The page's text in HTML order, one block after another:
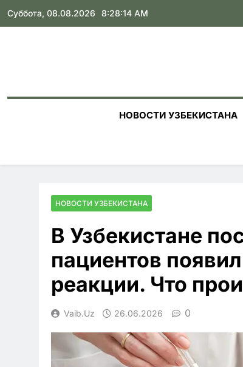
Skip
Суббота, 08.08.2026 8:28:15 AM
НОВОСТИ УЗБЕКИСТАНА
НОВОСТИ УЗБЕКИСТАНА
В Узбекистане
пациентов
реакции. Что
Vaib.uz 26.06.2026 0